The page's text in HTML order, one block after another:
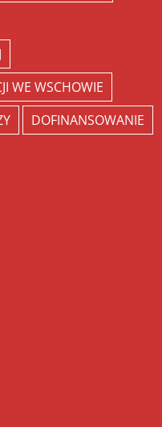
WE WSCHOWIE
DOFINANSOWANIE